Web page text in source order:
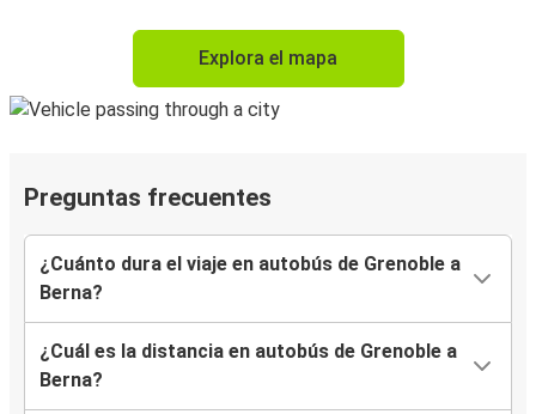
Explora el mapa
Preguntas frecuentes
¿Cuánto dura el viaje en autobús de Grenoble a
Berna?
¿Cuál es la distancia en autobús de Grenoble a
Berna?